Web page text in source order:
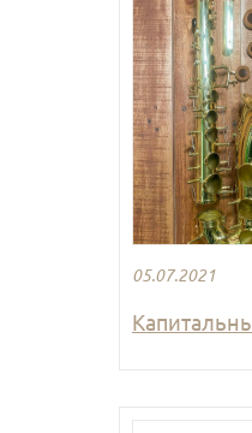
05.07.2021